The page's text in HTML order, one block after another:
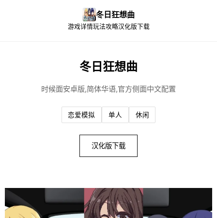
冬日狂想曲
游戏详情玩法攻略汉化版下载
冬日狂想曲
时候面安卓版,简体华语,官方侧面中文配置
恋爱模拟 单人 休闲
汉化版下载